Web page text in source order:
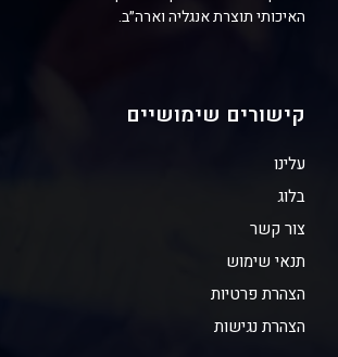
האיכותי תוצרת אנגליה וארה״ב.
קישורים שימושיים
עלינו
בלוג
צור קשר
תנאי שימוש
הצהרת פרטיות
הצהרת נגישות